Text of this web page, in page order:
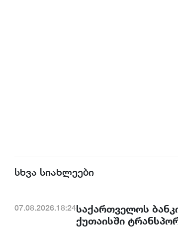
სხვა სიახლეები
07.08.2026.18:24საქართველოს
ქუთაისში